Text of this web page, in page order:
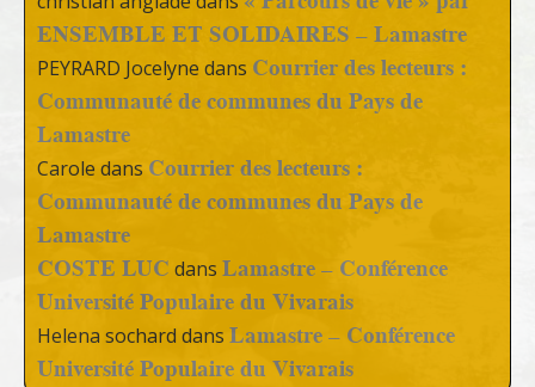
ENSEMBLE ET SOLIDAIRES – Lamastre
PEYRARD Jocelyne dans Courrier des lecteurs :
Communauté de communes du Pays de
Lamastre
Carole dans Courrier des lecteurs :
Communauté de communes du Pays de
Lamastre
COSTE LUC dans Lamastre – Conférence
Université Populaire du Vivarais
Helena sochard dans Lamastre – Conférence
Université Populaire du Vivarais